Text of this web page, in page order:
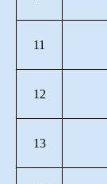
11
12
13